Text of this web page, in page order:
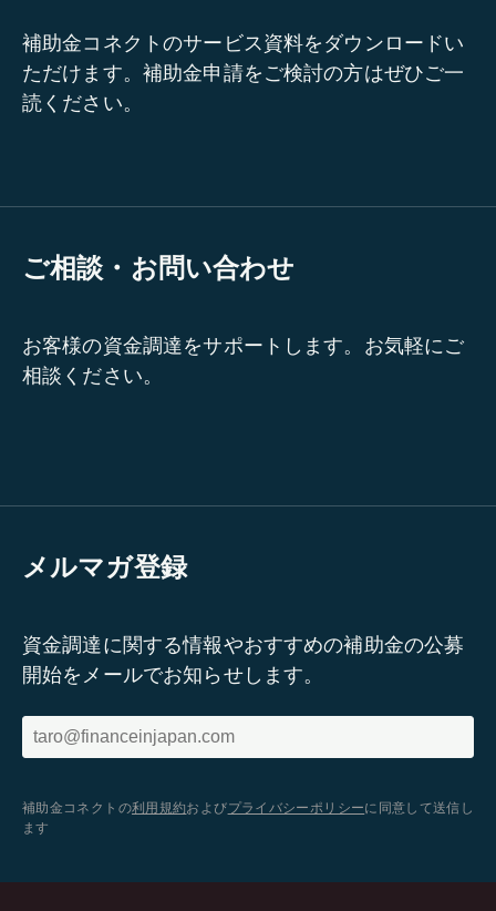
補助金コネクトのサービス資料をダウンロードい
ただけます。補助金申請をご検討の方はぜひご一
読ください。
ご相談・お問い合わせ
お客様の資金調達をサポートします。お気軽にご
相談ください。
メルマガ登録
資金調達に関する情報やおすすめの補助金の公募
開始をメールでお知らせします。
補助金コネクトの利用規約およびプライバシーポリシーに同意して送信し
ます